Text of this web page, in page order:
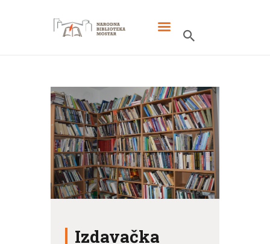
POČETNA
AKTUELNOSTI
KONTAKT
Izdavačka